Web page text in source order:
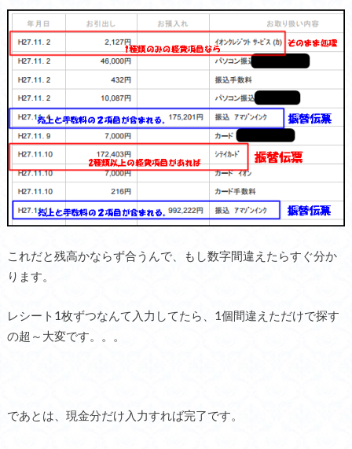
これだと残高かならず合うんで、もし数字間違えたらすぐ分か
ります。
レシート1枚ずつなんて入力してたら、1個間違えただけで探す
の超～大変です。。。
であとは、現金分だけ入力すれば完了です。